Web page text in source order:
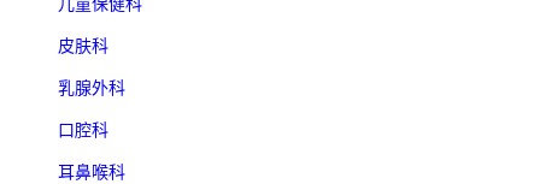
儿童保健科
皮肤科
乳腺外科
口腔科
耳鼻喉科